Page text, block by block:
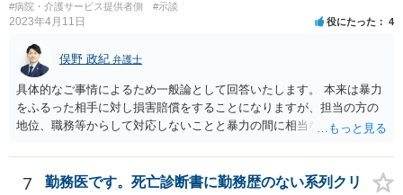
#病院・介護サービス提供者側 #示談
2023年4月11日 役にたった 4
俣野 政紀 弁護士
具体的なご事情によるため一般論として回答いたします。 本来は暴力
をふるった相手に対し損害賠償をすることになりますが、担当の方の
地位、職務等からして対応しないことと暴力の間に相当な関連性（因
7
勤務医です。死亡診断書に勤務歴のない系列クリ